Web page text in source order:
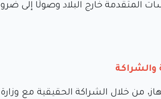
المتقدمة خارج البلاد وصولًا إلى
والشراكة
من خلال الشراكة الحقيقية مع وزارة